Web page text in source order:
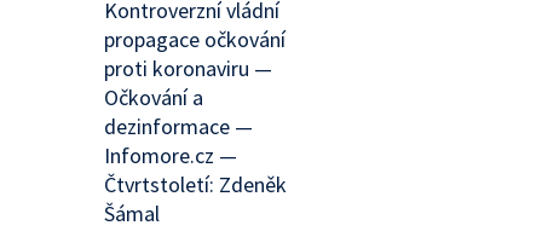
Kontroverzní vládní
propagace očkování
proti koronaviru —
Očkování a
dezinformace —
Infomore.cz —
Čtvrtstoletí: Zdeněk
Šámal